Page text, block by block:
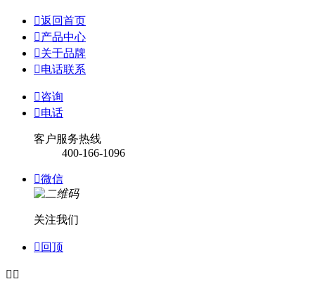
返回首页
产品中心
关于品牌
电话联系
咨询
电话
客户服务热线
400-166-1096
微信
关注我们
 回顶
 